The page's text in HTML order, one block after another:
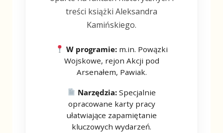
treści książki Aleksandra
Kamińskiego.
W programie:m.in. Powązki
Wojskowe, rejon Akcji pod
Arsenałem, Pawiak.
Narzędzia: Specjalnie
opracowane karty pracy
ułatwiające zapamiętanie
kluczowych wydarzeń.